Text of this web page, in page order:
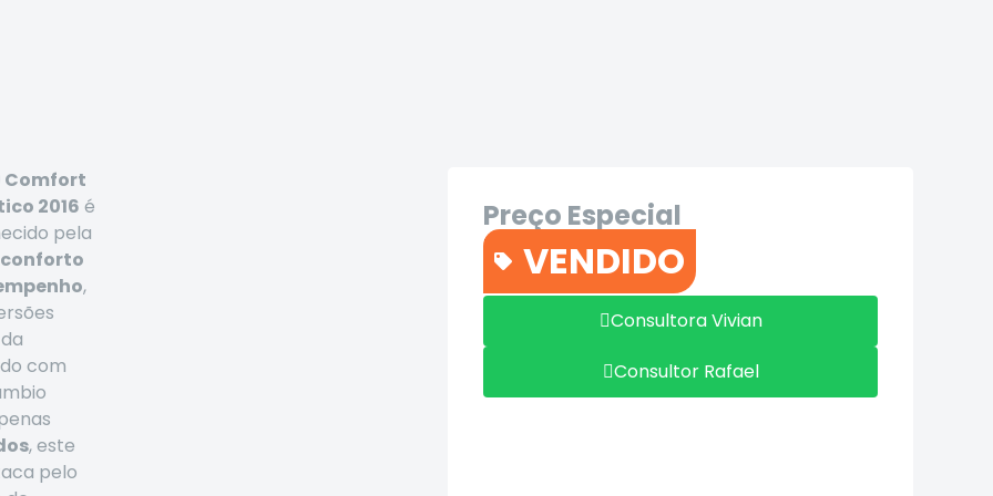
Comfort
2016 é
pela
,
com
, este
pelo
Preço Especial
VENDIDO
R$64.900
Contato
Consultora Vivian
Consultor Rafael